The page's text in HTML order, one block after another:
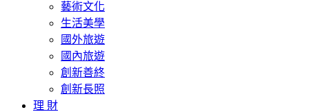
藝術文化
生活美學
國外旅遊
國內旅遊
創新善終
創新長照
理 財